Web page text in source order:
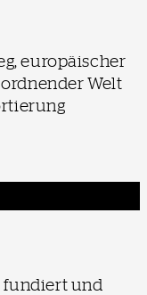
europäischer
Welt
fundiert und